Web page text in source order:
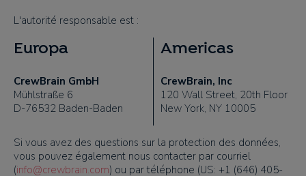
L'autorité responsable est :
Europa
CrewBrain GmbH
Mühlstraße 6
D-76532 Baden-Baden
Americas
CrewBrain, Inc
120 Wall Street, 20th Floor
New York, NY 10005
Si vous avez des questions sur la protection des données,
vous pouvez également nous contacter par courriel
(info@crewbrain.com) ou par téléphone (US: +1 (646) 405-